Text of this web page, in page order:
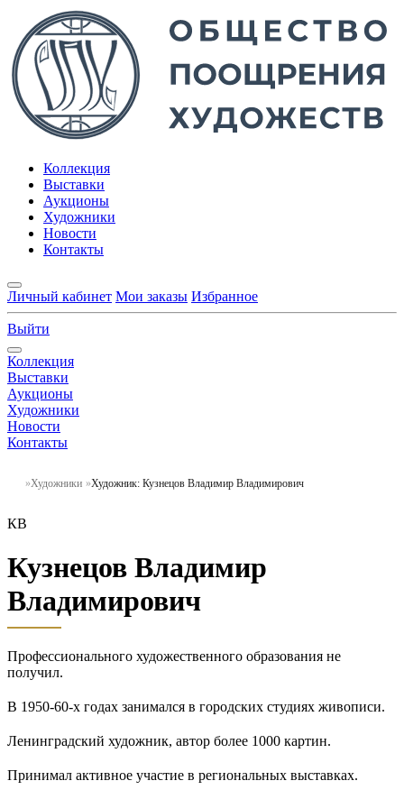
Коллекция
Выставки
Аукционы
Художники
Новости
Контакты
Личный кабинет Мои заказы Избранное
Выйти
Коллекция
Выставки
Аукционы
Художники
Новости
Контакты
Художники Художник: Кузнецов Владимир Владимирович
КВ
Кузнецов Владимир
Владимирович
Профессионального художественного образования не
получил.
В 1950-60-х годах занимался в городских студиях живописи.
Ленинградский художник, автор более 1000 картин.
Принимал активное участие в региональных выставках.